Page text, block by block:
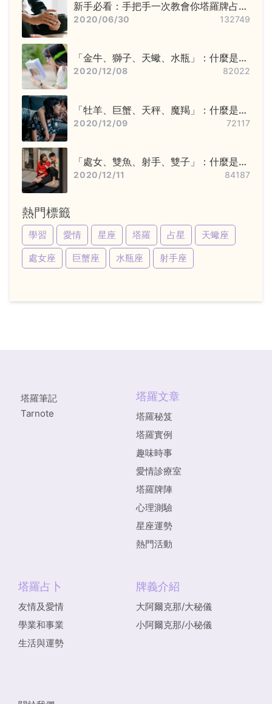
新手必看：手把手一次教會你塔羅牌占卜
步驟——洗牌＋切牌、抽牌、排牌陣！
2020/06/30 132749
「金牛、獅子、天蠍、水瓶」：什麼是固
定星座，他們又該怎麼追？
2020/12/08 82022
「牡羊、巨蟹、天秤、魔羯」：什麼是基
本星座，他們又該怎麼追？
2020/12/09 72117
「處女、雙魚、射手、雙子」：什麼是變
動星座，他們又該怎麼追？
2020/12/11 84187
熱門標籤
學習 愛情 星座 塔羅 占星
天蠍座
處女座
巨蟹座 水瓶座 射手座
塔羅筆記
Tarnote
塔羅文章
塔羅秘笈
塔羅實例
趣味時事
愛情診療室
塔羅牌陣
心理測驗
星座運勢
熱門活動
塔羅占卜
友情及愛情
學業和事業
生活與運勢
牌義介紹
大阿爾克那/大秘儀
小阿爾克那/小秘儀